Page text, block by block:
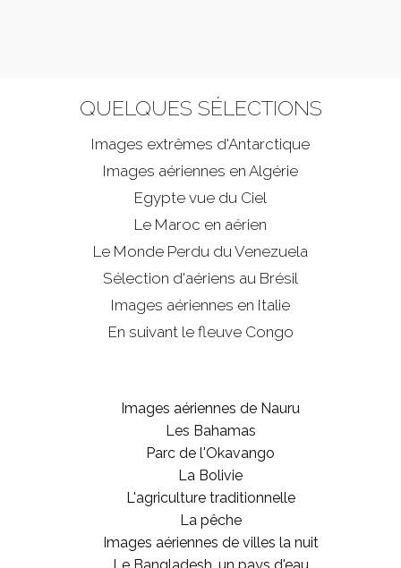
QUELQUES SÉLECTIONS
Images extrêmes d'Antarctique
Images aériennes en Algérie
Egypte vue du Ciel
Le Maroc en aérien
Le Monde Perdu du Venezuela
Sélection d'aériens au Brésil
Images aériennes en Italie
En suivant le fleuve Congo
Images aériennes de Nauru
Les Bahamas
Parc de l'Okavango
La Bolivie
L'agriculture traditionnelle
La pêche
Images aériennes de villes la nuit